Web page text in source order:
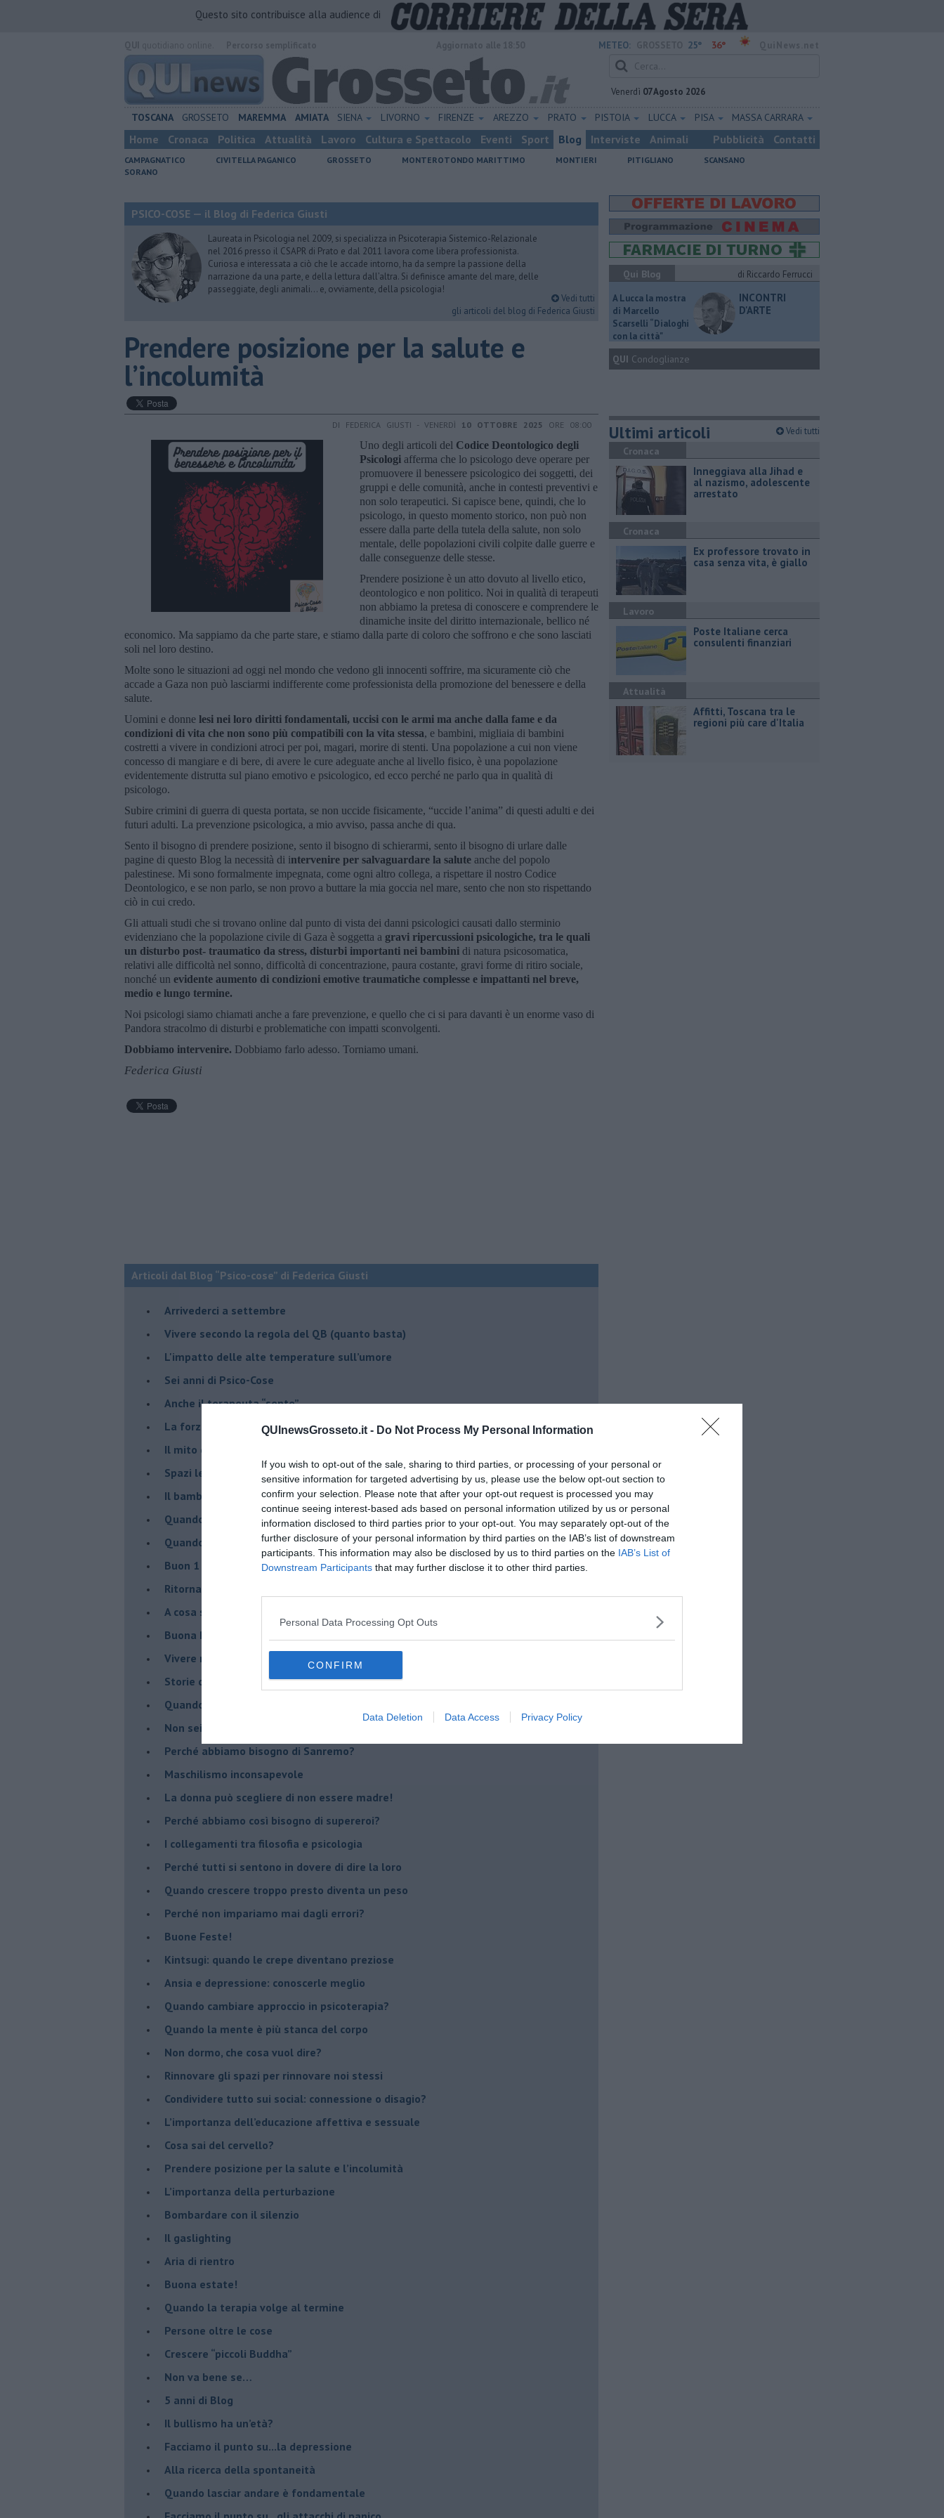
QUInewsGrosseto.it - Do Not Process My Personal Information
If you wish to opt-out of the sale, sharing to third parties, or processing of your personal or
sensitive information for targeted advertising by us, please use the below opt-out section to
confirm your selection. Please note that after your opt-out request is processed you may
continue seeing interest-based ads based on personal information utilized by us or personal
information disclosed to third parties prior to your opt-out. You may separately opt-out of the
further disclosure of your personal information by third parties on the IAB’s list of downstream
participants. This information may also be disclosed by us to third parties on the IAB’s List of
Downstream Participants that may further disclose it to other third parties.
Personal Data Processing Opt Outs
CONFIRM
Data Deletion Data Access Privacy Policy
Questo sito contribuisce alla audience di
METEO: 25° 36°
Venerdì 07 Agosto 2026
TOSCANA GROSSETO MAREMMA AMIATA SIENA LIVORNO FIRENZE AREZZO PRATO PISTOIA LUCCA PISA MASSA CARRARA
Home Cronaca Politica Attualità Lavoro Cultura e Spettacolo Eventi Sport Blog Interviste Animali Pubblicità Contatti
CAMPAGNATICO CIVITELLA PAGANICO GROSSETO MONTEROTONDO MARITTIMO MONTIERI PITIGLIANO
SCANSANO
SORANO
PSICO-COSE — il Blog di Federica Giusti
Laureata in Psicologia nel 2009, si specializza in Psicoterapia Sistemico-Relazionale
nel 2016 presso il CSAPR di Prato e dal 2011 lavora come libera professionista.
Curiosa e interessata a ciò che le accade intorno, ha da sempre la passione della
narrazione da una parte, e della lettura dall’altra. Si definisce amante del mare, delle
passeggiate, degli animali… e, ovviamente, della psicologia!
Vedi tutti
gli articoli del blog di Federica Giusti
Prendere posizione per la salute e
l’incolumità
DI FEDERICA GIUSTI - VENERDÌ 10 OTTOBRE 2025 ORE 08:00
Uno degli articoli del Codice Deontologico degli
Psicologi afferma che lo psicologo deve operare per
promuovere il benessere psicologico dei soggetti, dei
gruppi e delle comunità, anche in contesti preventivi e
non solo terapeutici. Si capisce bene, quindi, che lo
psicologo, in questo momento storico, non può non
essere dalla parte della tutela della salute, non solo
mentale, delle popolazioni civili colpite dalle guerre e
dalle conseguenze delle stesse.
Prendere posizione è un atto dovuto al livello etico,
deontologico e non politico. Noi in qualità di terapeuti
non abbiamo la pretesa di conoscere e comprendere le
dinamiche insite del diritto internazionale, bellico né
economico. Ma sappiamo da che parte stare, e stiamo dalla parte di coloro che soffrono e che sono lasciati
soli nel loro destino.
Molte sono le situazioni ad oggi nel mondo che vedono gli innocenti soffrire, ma sicuramente ciò che
accade a Gaza non può lasciarmi indifferente come professionista della promozione del benessere e della
salute.
Uomini e donne lesi nei loro diritti fondamentali, uccisi con le armi ma anche dalla fame e da
condizioni di vita che non sono più compatibili con la vita stessa, e bambini, migliaia di bambini
costretti a vivere in condizioni atroci per poi, magari, morire di stenti. Una popolazione a cui non viene
concesso di mangiare e di bere, di avere le cure adeguate anche al livello fisico, è una popolazione
evidentemente distrutta sul piano emotivo e psicologico, ed ecco perché ne parlo qua in qualità di
psicologo.
Subire crimini di guerra di questa portata, se non uccide fisicamente, “uccide l’anima” di questi adulti e dei
futuri adulti. La prevenzione psicologica, a mio avviso, passa anche di qua.
Sento il bisogno di prendere posizione, sento il bisogno di schierarmi, sento il bisogno di urlare dalle
pagine di questo Blog la necessità di intervenire per salvaguardare la salute anche del popolo
palestinese. Mi sono formalmente impegnata, come ogni altro collega, a rispettare il nostro Codice
Deontologico, e se non parlo, se non provo a buttare la mia goccia nel mare, sento che non sto rispettando
ciò in cui credo.
Gli attuali studi che si trovano online dal punto di vista dei danni psicologici causati dallo sterminio
evidenziano che la popolazione civile di Gaza è soggetta a gravi ripercussioni psicologiche, tra le quali
un disturbo post- traumatico da stress, disturbi importanti nei bambini di natura psicosomatica,
relativi alle difficoltà nel sonno, difficoltà di concentrazione, paura costante, gravi forme di ritiro sociale,
nonché un evidente aumento di condizioni emotive traumatiche complesse e impattanti nel breve,
medio e lungo termine.
Noi psicologi siamo chiamati anche a fare prevenzione, e quello che ci si para davanti è un enorme vaso di
Pandora stracolmo di disturbi e problematiche con impatti sconvolgenti.
Dobbiamo intervenire. Dobbiamo farlo adesso. Torniamo umani.
Federica Giusti
Articoli dal Blog “Psico-cose” di Federica Giusti
​Arrivederci a settembre
​Vivere secondo la regola del QB (quanto basta)
​L'impatto delle alte temperature sull’umore
Sei anni di Psico-Cose
​Anche il terapeuta “sente”
​La forza silenziosa dell'impegno
​Il mito della madre leonessa
Spazi leggeri per tempi complessi
Il bambino, il marshmallow e il tempo
​Quando cambia il nome di una sindrome
​Quando il terapeuta torna a casa
​Buon 1 Maggio!
Ritornare indietro di vent’anni
​A cosa serve davvero la psicoterapia
​Buona Pasqua e … buona rinascita!
​Vivere nell’incertezza
​Storie di rinascita: i Take That
​Quando la rigidità del terapeuta è fondamentale
​Non sei indietro, stai seguendo il tuo tempo
​Perché abbiamo bisogno di Sanremo?
​Maschilismo inconsapevole
​La donna può scegliere di non essere madre!
​Perché abbiamo così bisogno di supereroi?
​I collegamenti tra filosofia e psicologia
​Perché tutti si sentono in dovere di dire la loro
​Quando crescere troppo presto diventa un peso
​Perché non impariamo mai dagli errori?
​Buone Feste!
​Kintsugi: quando le crepe diventano preziose
Ansia e depressione: conoscerle meglio
Quando cambiare approccio in psicoterapia?
​Quando la mente è più stanca del corpo
Non dormo, che cosa vuol dire?
​Rinnovare gli spazi per rinnovare noi stessi
​Condividere tutto sui social: connessione o disagio?
​L’importanza dell’educazione affettiva e sessuale
​Cosa sai del cervello?
Prendere posizione per la salute e l’incolumità
L’importanza della perturbazione
​Bombardare con il silenzio
Il gaslighting
Aria di rientro
Buona estate!
​Quando la terapia volge al termine
​Persone oltre le cose
​Crescere “piccoli Buddha”
Non va bene se…
​5 anni di Blog
​Il bullismo ha un’età?
Facciamo il punto su...la depressione
​Alla ricerca della spontaneità
​Quando lasciar andare è fondamentale
Qui Blog
di Riccardo Ferrucci
A Lucca la mostra
di Marcello
Scarselli “Dialoghi
con la città"
INCONTRI
D'ARTE
QUI Condoglianze
Ultimi articoli Vedi tutti
Cronaca
Inneggiava alla Jihad e
al nazismo, adolescente
arrestato
Cronaca
Ex professore trovato in
casa senza vita, è giallo
Lavoro
Poste Italiane cerca
consulenti finanziari
Attualità
Affitti, Toscana tra le
regioni più care d'Italia